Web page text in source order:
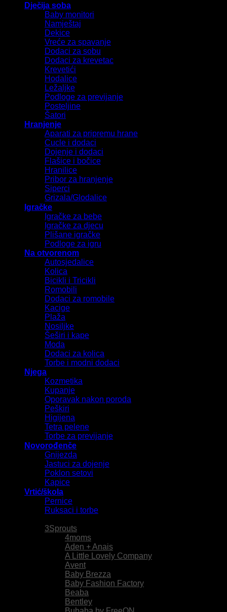
Dječija soba
Baby monitori
Namještaj
Dekice
Vreće za spavanje
Dodaci za sobu
Dodaci za krevetac
Krevetići
Hodalice
Ležaljke
Podloge za previjanje
Posteljine
Šatori
Hranjenje
Aparati za pripremu hrane
Cucle i dodaci
Dojenje i dodaci
Flašice i bočice
Hranilice
Pribor za hranjenje
Siperci
Grizala/Glodalice
Igračke
Igračke za bebe
Igračke za djecu
Plišane igračke
Podloge za igru
Na otvorenom
Autosjedalice
Kolica
Bicikli i Tricikli
Romobili
Dodaci za romobile
Kacige
Plaža
Nosiljke
Šeširi i kape
Moda
Dodaci za kolica
Torbe i modni dodaci
Njega
Kozmetika
Kupanje
Oporavak nakon poroda
Peškiri
Higijena
Tetra pelene
Torbe za previjanje
Novorođenče
Gnijezda
Jastuci za dojenje
Poklon setovi
Kapice
Vrtić/škola
Pernice
Ruksaci i torbe
3Sprouts
4moms
Aden + Anais
A Little Lovely Company
Avent
Baby Brezza
Baby Fashion Factory
Beaba
Bentley